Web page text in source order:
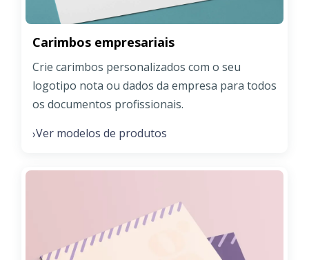
Carimbos empresariais
Crie carimbos personalizados com o seu
logotipo nota ou dados da empresa para todos
os documentos profissionais.
›Ver modelos de produtos